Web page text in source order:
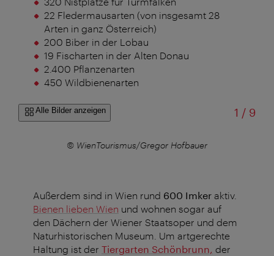
22 Fledermausarten (von insgesamt 28
Arten in ganz Österreich)
200 Biber in der Lobau
19 Fischarten in der Alten Donau
2.400 Pflanzenarten
450 Wildbienenarten
Alle Bilder anzeigen 1 /von
9
© WienTourismus/Gregor Hofbauer
Außerdem sind in Wien rund 600 Imker aktiv.
Bienen lieben Wien und wohnen sogar auf
den Dächern der Wiener Staatsoper und dem
Naturhistorischen Museum. Um artgerechte
Haltung ist der Tiergarten Schönbrunn, der